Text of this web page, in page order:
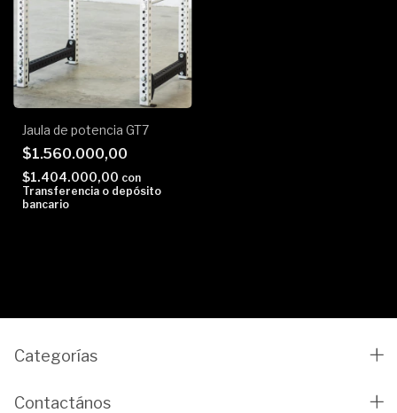
Jaula de potencia GT7
$1.560.000,00
$1.404.000,00 con
Transferencia o depósito
bancario
Categorías
Contactános